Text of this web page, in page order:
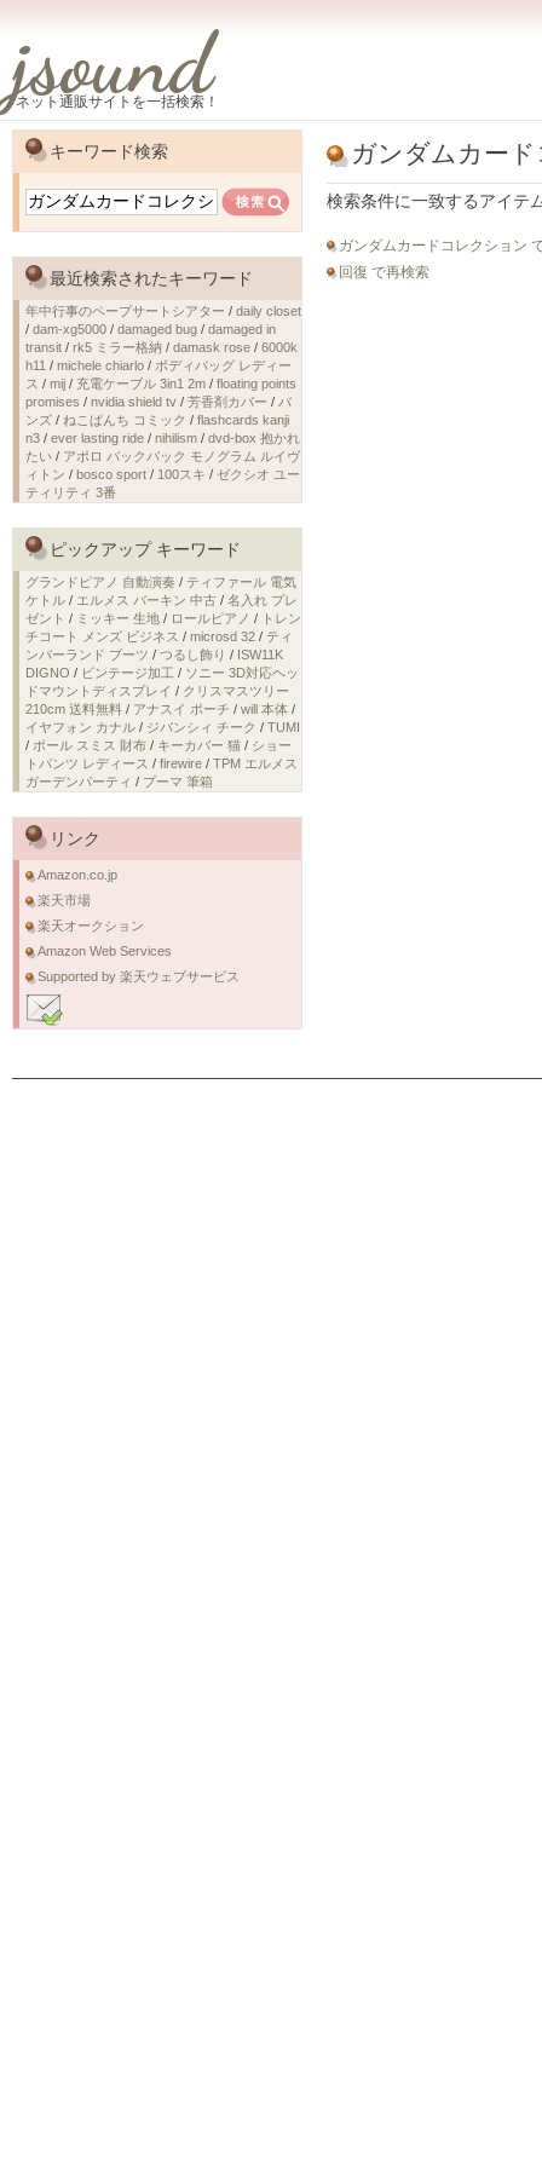
jsound
ネット通販サイトを一括検索！
ガンダムカー
検索条件に一致するアイテ
ガンダムカードコレクション
回復 で再検索
キーワード検索
最近検索されたキーワード
年中行事のペープサートシアター / daily closet
/ dam-xg5000 / damaged bug / damaged in
transit / rk5 ミラー格納 / damask rose / 6000k
h11 / michele chiarlo / ボディバッグ レディー
ス / mij / 充電ケーブル 3in1 2m / floating points
promises / nvidia shield tv / 芳香剤カバー / バ
ンズ / ねこぱんち コミック / flashcards kanji
n3 / ever lasting ride / nihilism / dvd-box 抱かれ
たい / アポロ バックパック モノグラム ルイヴ
ィトン / bosco sport / 100スキ / ゼクシオ ユー
ティリティ 3番
ピックアップ キーワード
グランドピアノ 自動演奏 / ティファール 電気
ケトル / エルメス バーキン 中古 / 名入れ プレ
ゼント / ミッキー 生地 / ロールピアノ / トレン
チコート メンズ ビジネス / microsd 32 / ティ
ンバーランド ブーツ / つるし飾り / ISW11K
DIGNO / ビンテージ加工 / ソニー 3D対応ヘッ
ドマウントディスプレイ / クリスマスツリー
210cm 送料無料 / アナスイ ポーチ / will 本体 /
イヤフォン カナル / ジバンシィ チーク / TUMI
/ ポール スミス 財布 / キーカバー 猫 / ショー
トパンツ レディース / firewire / TPM エルメス
ガーデンパーティ / プーマ 筆箱
リンク
Amazon.co.jp
楽天市場
楽天オークション
Amazon Web Services
Supported by 楽天ウェブサービス